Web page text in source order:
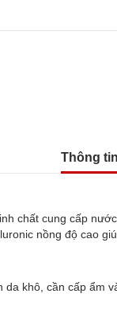
Thông
chất cung cấp
nồng độ cao
khô, cần cấp ẩm